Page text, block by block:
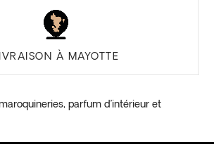
À MAYOTTE
parfum d’intérieur et